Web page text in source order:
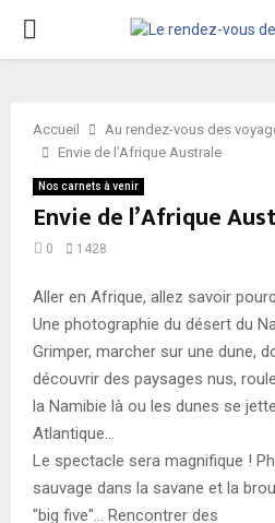
PRIMARY
Accueil Au rendez-vous des
Envie de l’Afrique Australe
Nos carnets à venir
Envie de l’Afrique
0 1428
Aller en Afrique, allez savoir
Une photographie du désert du
Grimper, marcher sur une dune,
découvrir des paysages nus,
la Namibie là ou les dunes se
Atlantique…
Le spectacle sera magnifique !
sauvage dans la savane et la
"big five"… Rencontrer des